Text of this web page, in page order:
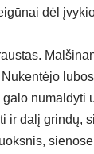
dėl
numaldyti
ir dalį grindų,